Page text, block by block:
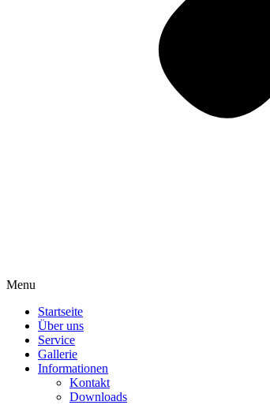
Menu
Startseite
Über uns
Service
Gallerie
Informationen
Kontakt
Downloads